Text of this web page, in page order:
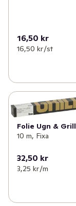
16,50 kr
16,50 kr /st
Folie Ugn & Grill
10 m, Fixa
32,50 kr
3,25 kr /m